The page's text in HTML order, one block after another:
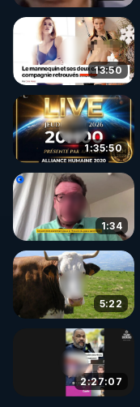
13:50
1:35:50
1:34
5:22
2:27:07